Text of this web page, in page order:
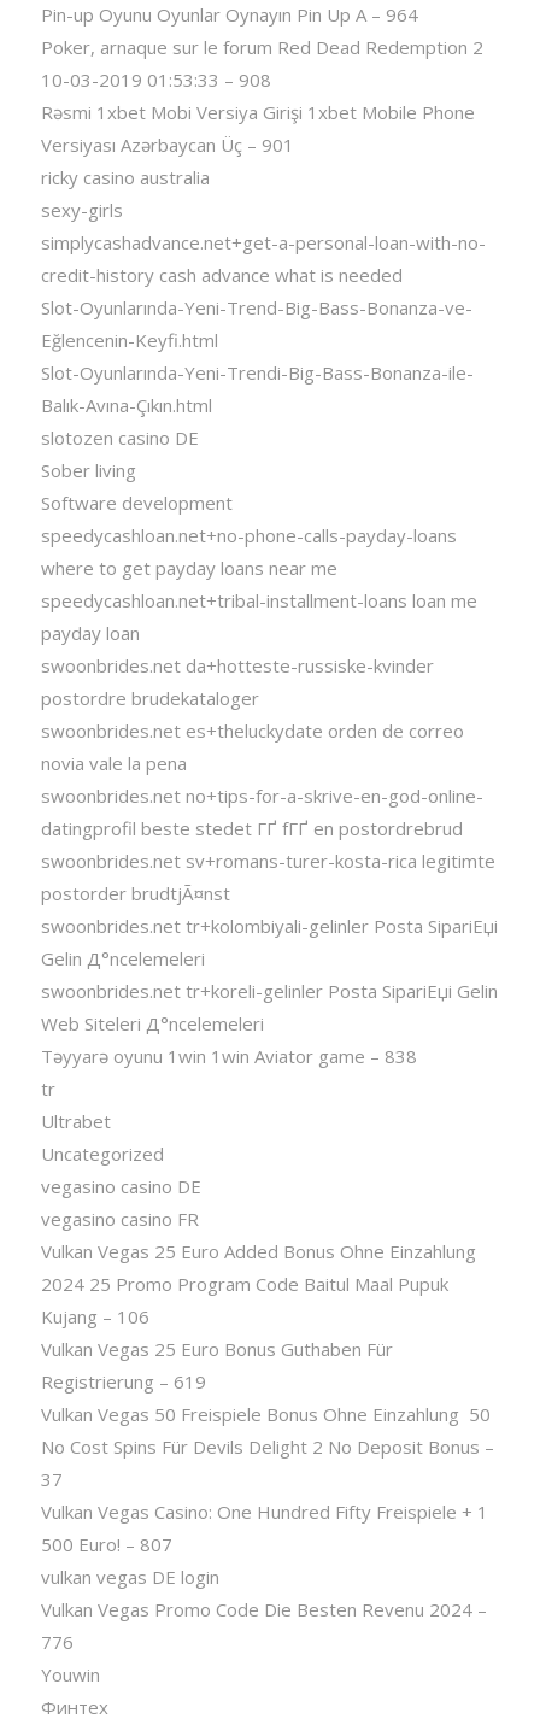
Pin-up Oyunu Oyunlar Oynayın Pin Up A – 964
Poker, arnaque sur le forum Red Dead Redemption 2
10-03-2019 01:53:33 – 908
Rəsmi 1xbet Mobi Versiya Girişi 1xbet Mobile Phone
Versiyası Azərbaycan Üç – 901
ricky casino australia
sexy-girls
simplycashadvance.net+get-a-personal-loan-with-no-
credit-history cash advance what is needed
Slot-Oyunlarında-Yeni-Trend-Big-Bass-Bonanza-ve-
Eğlencenin-Keyfi.html
Slot-Oyunlarında-Yeni-Trendi-Big-Bass-Bonanza-ile-
Balık-Avına-Çıkın.html
slotozen casino DE
Sober living
Software development
speedycashloan.net+no-phone-calls-payday-loans
where to get payday loans near me
speedycashloan.net+tribal-installment-loans loan me
payday loan
swoonbrides.net da+hotteste-russiske-kvinder
postordre brudekataloger
swoonbrides.net es+theluckydate orden de correo
novia vale la pena
swoonbrides.net no+tips-for-a-skrive-en-god-online-
datingprofil beste stedet ГҐ fГҐ en postordrebrud
swoonbrides.net sv+romans-turer-kosta-rica legitimte
postorder brudtjÃ¤nst
swoonbrides.net tr+kolombiyali-gelinler Posta SipariЕџi
Gelin Д°ncelemeleri
swoonbrides.net tr+koreli-gelinler Posta SipariЕџi Gelin
Web Siteleri Д°ncelemeleri
Təyyarə oyunu 1win 1win Aviator game – 838
tr
Ultrabet
Uncategorized
vegasino casino DE
vegasino casino FR
Vulkan Vegas 25 Euro Added Bonus Ohne Einzahlung
2024 25 Promo Program Code Baitul Maal Pupuk
Kujang – 106
Vulkan Vegas 25 Euro Bonus Guthaben Für
Registrierung – 619
Vulkan Vegas 50 Freispiele Bonus Ohne Einzahlung ️ 50
No Cost Spins Für Devils Delight 2 No Deposit Bonus –
37
Vulkan Vegas Casino: One Hundred Fifty Freispiele + 1
500 Euro! – 807
vulkan vegas DE login
Vulkan Vegas Promo Code Die Besten Revenu 2024 –
776
Youwin
Финтех